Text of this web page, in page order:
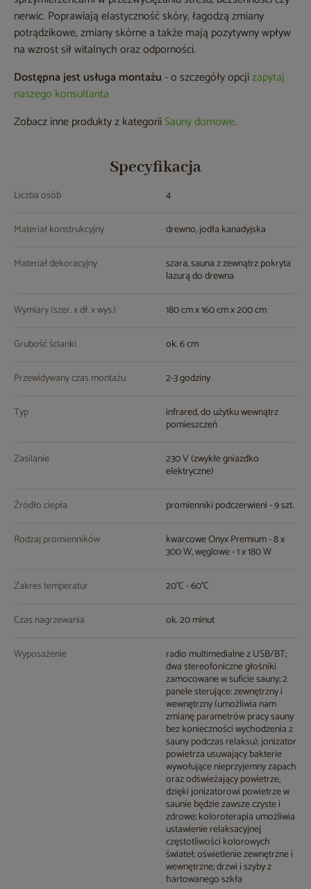
nerwic. Poprawiają elastyczność skóry, łagodzą zmiany
potrądzikowe, zmiany skórne a także mają pozytywny wpływ
na wzrost sił witalnych oraz odporności.
Dostępna jest usługa montażu- o szczegóły opcjizapytaj
naszego konsultanta
Zobacz inne produkty z kategoriiSauny domowe.
Specyfikacja
Liczba osób 4
Materiał konstrukcyjny drewno, jodła kanadyjska
Materiał dekoracyjny szara, sauna z zewnątrz pokryta
lazurą do drewna
Wymiary (szer. x dł. x wys.) 180 cm x 160 cm x 200 cm
Grubość ścianki ok. 6 cm
Przewidywany czas montażu 2-3 godziny
Typ infrared, do użytku wewnątrz
pomieszczeń
Zasilanie 230 V (zwykłe gniazdko
elektryczne)
Źródło ciepła promienniki podczerwieni - 9 szt.
Rodzaj promienników kwarcowe Onyx Premium - 8 x
300 W, węglowe - 1 x 180 W
Zakres temperatur 20°C - 60°C
Czas nagrzewania ok. 20 minut
Wyposażenie radio multimedialne z USB/BT;
dwa stereofoniczne głośniki
zamocowane w suficie sauny; 2
panele sterujące: zewnętrzny i
wewnętrzny (umożliwia nam
zmianę parametrów pracy sauny
bez konieczności wychodzenia z
sauny podczas relaksu); jonizator
powietrza usuwający bakterie
wywołujące nieprzyjemny zapach
oraz odświeżający powietrze,
dzięki jonizatorowi powietrze w
saunie będzie zawsze czyste i
zdrowe; koloroterapia umożliwia
ustawienie relaksacyjnej
częstotliwości kolorowych
świateł; oświetlenie zewnętrzne i
wewnętrzne; drzwi i szyby z
hartowanego szkła